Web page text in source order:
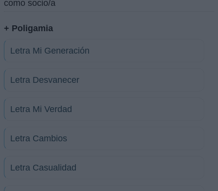
como socio/a
+ Poligamia
Letra Mi Generación
Letra Desvanecer
Letra Mi Verdad
Letra Cambios
Letra Casualidad